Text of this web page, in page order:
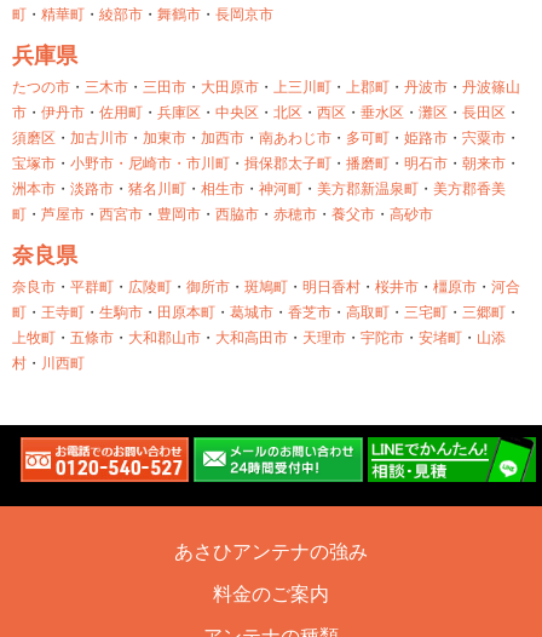
町 ・ 精華町 ・ 綾部市 ・ 舞鶴市 ・ 長岡京市
兵庫県
たつの市 ・ 三木市 ・ 三田市 ・ 大田原市 ・ 上三川町 ・ 上郡町 ・ 丹波市 ・ 丹波篠山
市 ・ 伊丹市 ・ 佐用町 ・ 兵庫区 ・ 中央区 ・ 北区 ・ 西区 ・ 垂水区 ・ 灘区 ・ 長田区 ・
須磨区 ・ 加古川市 ・ 加東市 ・ 加西市 ・ 南あわじ市 ・ 多可町 ・ 姫路市 ・ 宍粟市 ・
宝塚市 ・ 小野市・ 尼崎市・ 市川町 ・ 揖保郡太子町 ・ 播磨町 ・ 明石市 ・ 朝来市 ・
洲本市 ・ 淡路市 ・ 猪名川町 ・ 相生市 ・ 神河町 ・ 美方郡新温泉町 ・ 美方郡香美
町 ・ 芦屋市 ・ 西宮市 ・ 豊岡市 ・ 西脇市 ・ 赤穂市 ・ 養父市 ・ 高砂市
奈良県
奈良市 ・ 平群町 ・ 広陵町 ・ 御所市 ・ 斑鳩町 ・ 明日香村 ・ 桜井市 ・ 橿原市 ・ 河合
町 ・ 王寺町 ・ 生駒市 ・ 田原本町 ・ 葛城市 ・ 香芝市 ・ 高取町 ・ 三宅町 ・ 三郷町 ・
上牧町 ・ 五條市 ・ 大和郡山市 ・ 大和高田市 ・ 天理市 ・ 宇陀市 ・ 安堵町 ・ 山添
村 ・ 川西町
あさひアンテナの強み
料金のご案内